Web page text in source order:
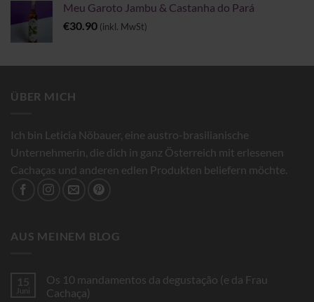
Meu Garoto Jambu & Castanha do Pará
€30.90 (inkl. MwSt)
ÜBER MICH
Ich bin Leticia Nöbauer, eine austro-brasilianische
Unternehmerin, die dich in ganz Österreich mit erlesenen
Cachaças und anderen edlen Produkten beliefern möchte.
AUS MEINEM BLOG
15
Juni
Os 10 mandamentos da degustação (e da Frau
Cachaça)